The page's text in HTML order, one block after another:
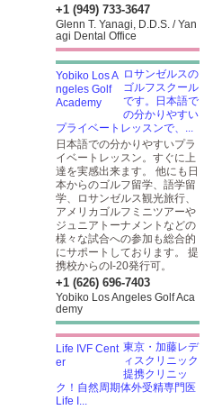
+1 (949) 733-3647
Glenn T. Yanagi, D.D.S. / Yan
agi Dental Office
ロサンゼルスの
ゴルフスクール
です。日本語で
の分かりやすい
プライベートレッスンで、...
日本語での分かりやすいプラ
イベートレッスン。すぐに上
達を実感出来ます。 他にも日
本からのゴルフ留学、語学留
学、ロサンゼルス観光旅行、
アメリカゴルフミニツアーや
ジュニアトーナメントなどの
様々な試合への参加も総合的
にサポートしております。 提
携校からのI-20発行可。
+1 (626) 696-7403
Yobiko Los Angeles Golf Aca
demy
東京・加藤レデ
ィスクリニック
提携クリニッ
ク！自然周期体外受精専門医
Life I...